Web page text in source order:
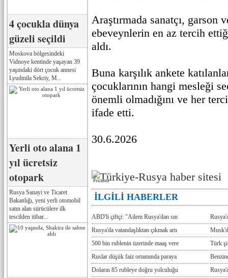
4 çocukla dünya
güzeli seçildi
Moskova bölgesindeki
Vidnoye kentinde yaşayan 39
yaşındaki dört çocuk annesi
Lyudmila Sekriy, M...
Yerli oto alana 1
yıl ücretsiz
otopark
Rusya Sanayi ve Ticaret
Bakanlığı, yeni yerli otomobil
satın alan sürücülere ilk
tescilden itibar...
Araştırmada sanatçı, garson
ebeveynlerin en az tercih
aldı.
Buna karşılık ankete
çocuklarının hangi mesleği
önemli olmadığını ve her
ifade etti.
30.6.2026
Реклама
İLGİLİ HABERLER
ABD'li çiftçi: "Ailem Rusya'dan sın
Rusya'da vatandaşlıktan çıkmak artı
500 bin rublenin üzerinde maaş vere
Türk
Ruslar düşük faiz ortamında paraya
Doların 85 rubleye doğru yolculuğu